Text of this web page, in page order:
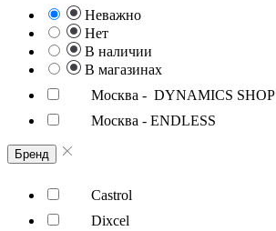
Неважно
Нет
В наличии
В магазинах
Москва - DYNAMICS SHOP
Москва - ENDLESS
Бренд
Castrol
Dixcel